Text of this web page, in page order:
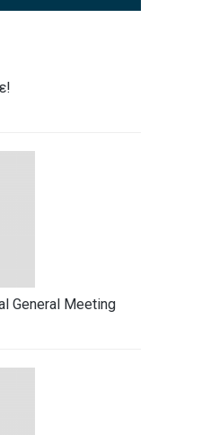
General Meeting